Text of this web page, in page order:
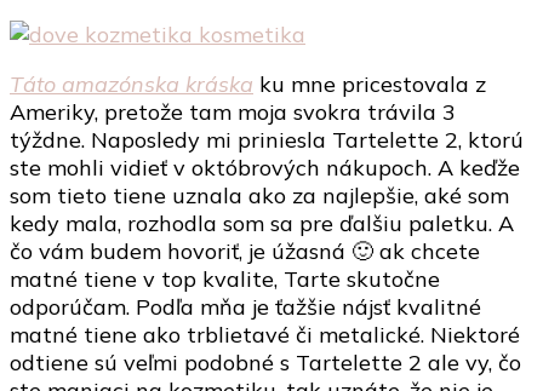
Táto amazónska kráska ku mne pricestovala z
Ameriky, pretože tam moja svokra trávila 3
týždne. Naposledy mi priniesla Tartelette 2, ktorú
ste mohli vidieť v októbrových nákupoch. A keďže
som tieto tiene uznala ako za najlepšie, aké som
kedy mala, rozhodla som sa pre ďalšiu paletku. A
čo vám budem hovoriť, je úžasná 🙂 ak chcete
matné tiene v top kvalite, Tarte skutočne
odporúčam. Podľa mňa je ťažšie nájsť kvalitné
matné tiene ako trblietavé či metalické. Niektoré
odtiene sú veľmi podobné s Tartelette 2 ale vy, čo